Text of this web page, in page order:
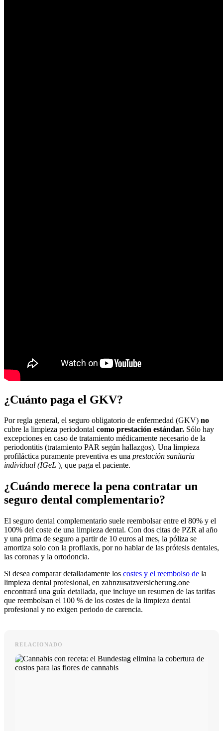
¿Cuánto paga el GKV?
Por regla general, el seguro obligatorio de enfermedad (GKV) no
cubre la limpieza periodontal como prestación estándar. Sólo hay
excepciones en caso de tratamiento médicamente necesario de la
periodontitis (tratamiento PAR según hallazgos). Una limpieza
profiláctica puramente preventiva es una prestación sanitaria
individual (IGeL ), que paga el paciente.
¿Cuándo merece la pena contratar un
seguro dental complementario?
El seguro dental complementario suele reembolsar entre el 80% y el
100% del coste de una limpieza dental. Con dos citas de PZR al año
y una prima de seguro a partir de 10 euros al mes, la póliza se
amortiza solo con la profilaxis, por no hablar de las prótesis dentales,
las coronas y la ortodoncia.
Si desea comparar detalladamente los costes y el reembolso de la
limpieza dental profesional, en zahnzusatzversicherung.one
encontrará una guía detallada, que incluye un resumen de las tarifas
que reembolsan el 100 % de los costes de la limpieza dental
profesional y no exigen periodo de carencia.
RELACIONADO